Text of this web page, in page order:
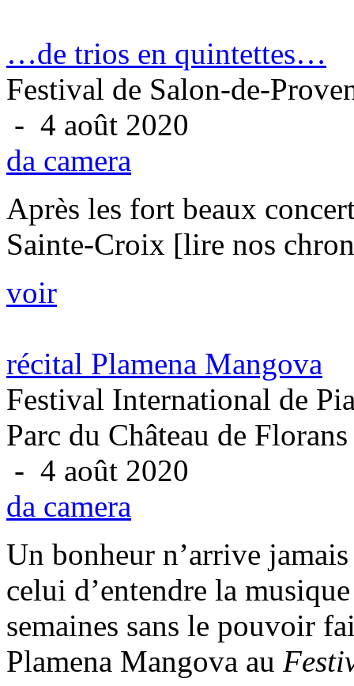
…de trios en quintettes…
Festival de Salon-de-
- 4 août 2020
da camera
Après les fort beaux
Sainte-Croix [lire nos
voir
récital Plamena Mangova
Festival International de
Parc du Château de Florans
- 4 août 2020
da camera
Un bonheur n’arrive
celui d’entendre la
semaines sans le pouvoir
Plamena Mangova au